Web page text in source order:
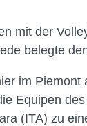
mit der
belegte
im
Equipen
(ITA) zu